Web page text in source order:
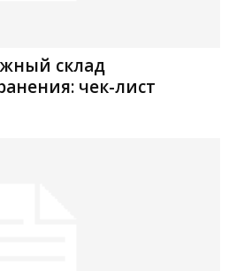
склад
чек-лист